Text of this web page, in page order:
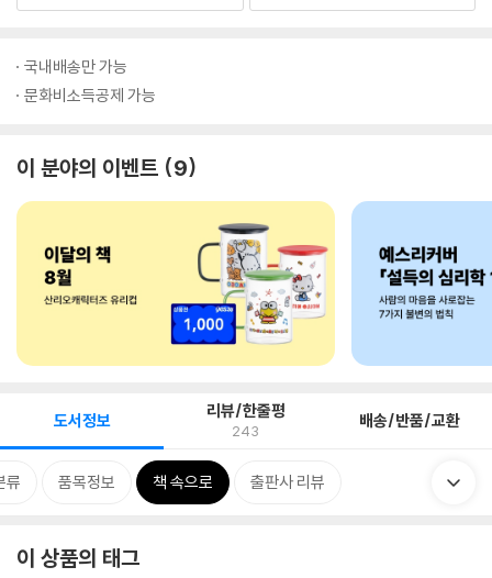
국내배송만 가능
문화비소득공제 가능
이 분야의 이벤트 9
도서정보 리뷰/한줄평
243 배송/반품/교환
류 품목정보 책 속으로 출판사 리뷰
이 상품의 태그